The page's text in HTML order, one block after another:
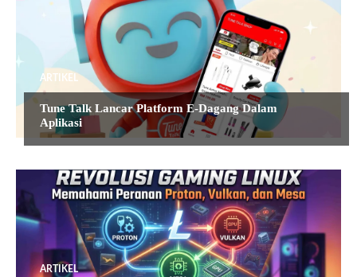
ARTIKEL
Tune Talk Lancar Platform E-Dagang Dalam
Aplikasi
ARTIKEL